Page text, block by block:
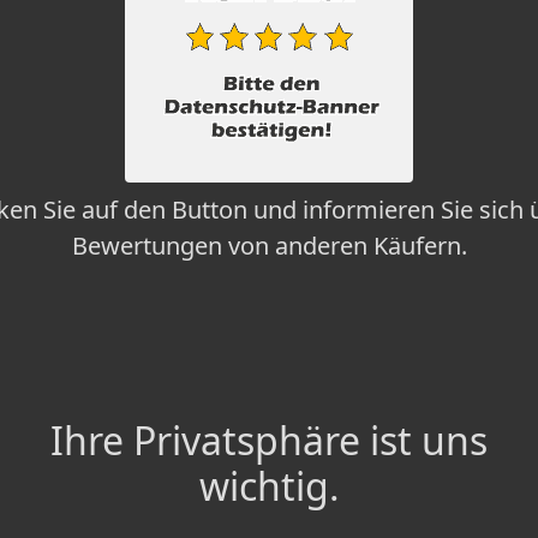
Sie auf den Button und informieren Sie sich
Bewertungen von anderen Käufern.
Ihre Privatsphäre ist uns
wichtig.